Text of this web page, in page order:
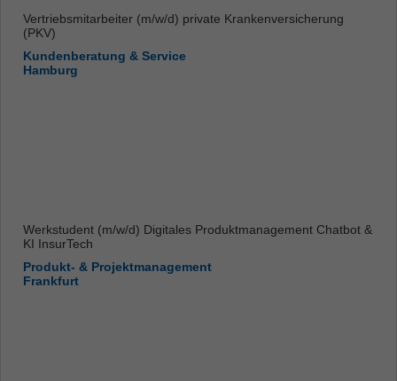
Vertriebsmitarbeiter (m/w/d) private Krankenversicherung
(PKV)
Kundenberatung & Service
Hamburg
Werkstudent (m/w/d) Digitales Produktmanagement Chatbot &
KI InsurTech
Produkt- & Projektmanagement
Frankfurt